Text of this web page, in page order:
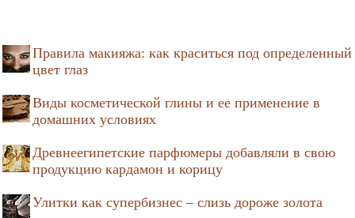
Правила макияжа: как краситься под определенный
цвет глаз
Виды косметической глины и ее применение в
домашних условиях
Древнеегипетские парфюмеры добавляли в свою
продукцию кардамон и корицу
Улитки как супербизнес – слизь дороже золота